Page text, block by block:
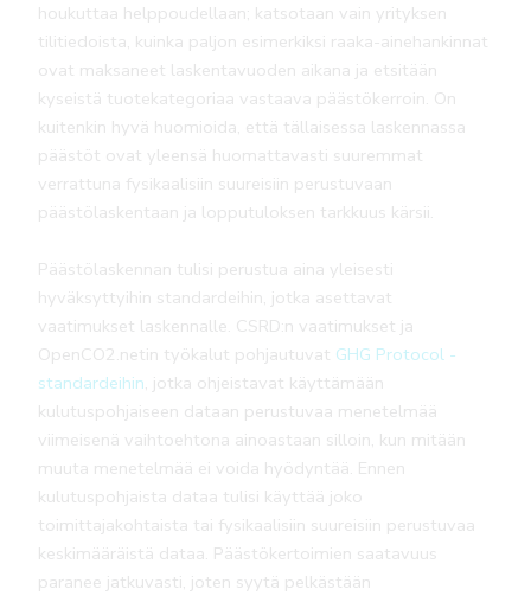
houkuttaa helppoudellaan; katsotaan vain yrityksen
tilitiedoista, kuinka paljon esimerkiksi raaka-ainehankinnat
ovat maksaneet laskentavuoden aikana ja etsitään
kyseistä tuotekategoriaa vastaava päästökerroin. On
kuitenkin hyvä huomioida, että tällaisessa laskennassa
päästöt ovat yleensä huomattavasti suuremmat
verrattuna fysikaalisiin suureisiin perustuvaan
päästölaskentaan ja lopputuloksen tarkkuus kärsii.
Päästölaskennan tulisi perustua aina yleisesti
hyväksyttyihin standardeihin, jotka asettavat
vaatimukset laskennalle. CSRD:n vaatimukset ja
OpenCO2.netin työkalut pohjautuvat GHG Protocol -
standardeihin, jotka ohjeistavat käyttämään
kulutuspohjaiseen dataan perustuvaa menetelmää
viimeisenä vaihtoehtona ainoastaan silloin, kun mitään
muuta menetelmää ei voida hyödyntää. Ennen
kulutuspohjaista dataa tulisi käyttää joko
toimittajakohtaista tai fysikaalisiin suureisiin perustuvaa
keskimääräistä dataa. Päästökertoimien saatavuus
paranee jatkuvasti, joten syytä pelkästään